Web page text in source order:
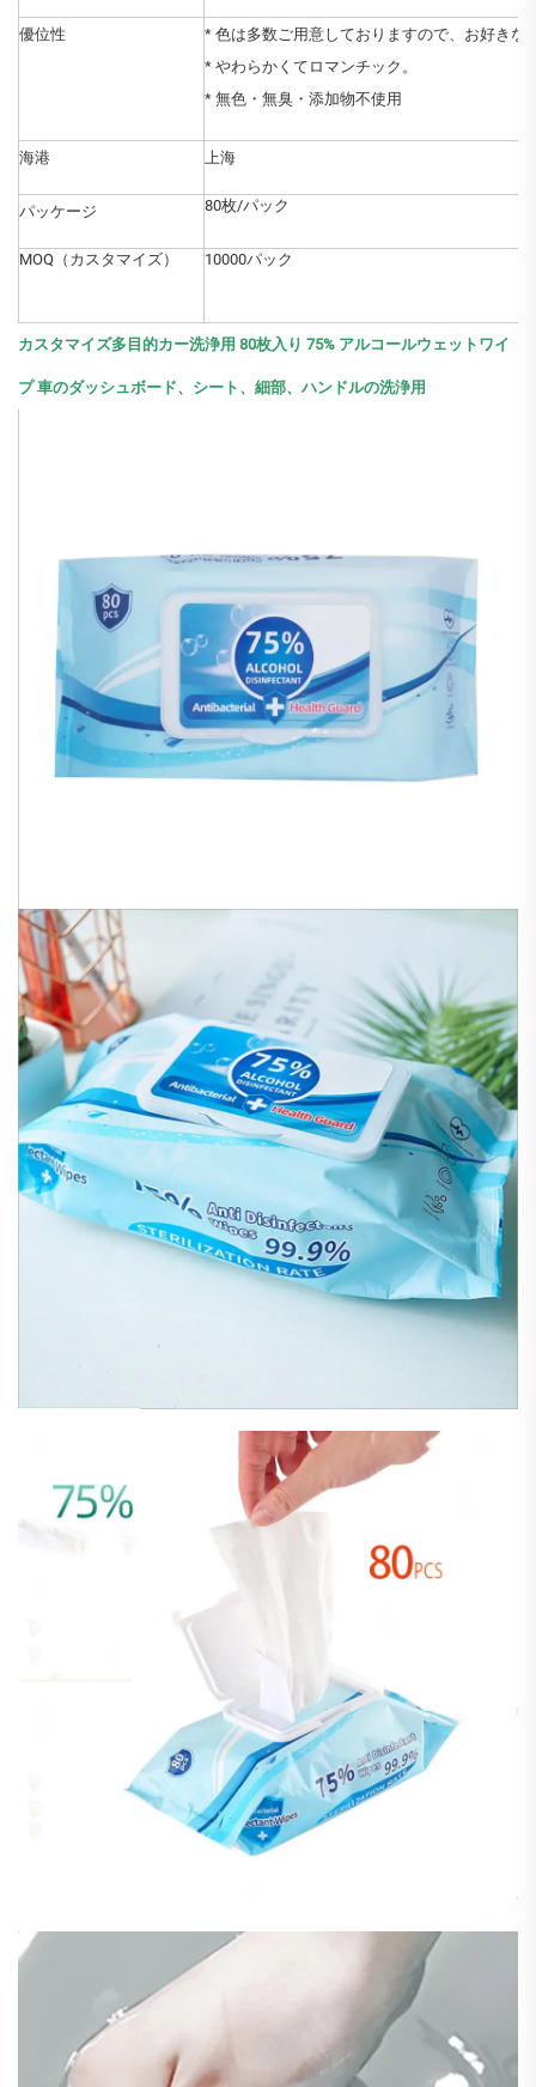
優位性
* 色は多数ご用意しておりますので、お好きな
* やわらかくてロマンチック。
* 無色・無臭・添加物不使用
海港 上海
パッケージ 80枚/パック
MOQ（カスタマイズ） 10000パック
カスタマイズ多目的カー洗浄用 80枚入り 75% アルコールウェットワイ
プ 車のダッシュボード、シート、細部、ハンドルの洗浄用